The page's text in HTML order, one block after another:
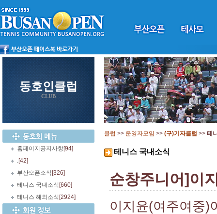
동호인클럽
CLUB
홈페이지공지사항[94]
.[42]
부산오픈소식 [326]
테니스 국내소식 [660]
테니스 해외소식 [2924]
클럽 >> 운영자모임 >> (구)기자클럽 >> 테
테니스 국내소식
순창주니어]이
이지윤(여주여중)